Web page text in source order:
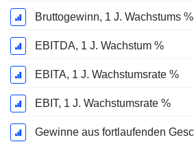
Bruttogewinn, 1 J. Wachstums %
EBITDA, 1 J. Wachstum %
EBITA, 1 J. Wachstumsrate %
EBIT, 1 J. Wachstumsrate %